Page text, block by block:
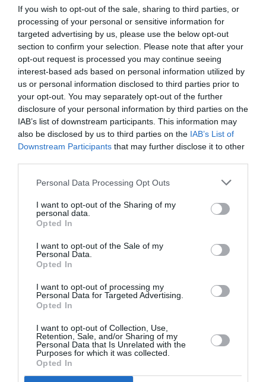
If you wish to opt-out of the sale, sharing to third parties, or
processing of your personal or sensitive information for
targeted advertising by us, please use the below opt-out
section to confirm your selection. Please note that after your
opt-out request is processed you may continue seeing
interest-based ads based on personal information utilized by
us or personal information disclosed to third parties prior to
your opt-out. You may separately opt-out of the further
disclosure of your personal information by third parties on the
IAB’s list of downstream participants. This information may
also be disclosed by us to third parties on the IAB’s List of
Downstream Participants that may further disclose it to other
Personal Data Processing Opt Outs
I want to opt-out of the Sharing of my
personal data.
Opted In
I want to opt-out of the Sale of my
Personal Data.
Opted In
I want to opt-out of processing my
Personal Data for Targeted Advertising.
Opted In
I want to opt-out of Collection, Use,
Retention, Sale, and/or Sharing of my
Personal Data that Is Unrelated with the
Purposes for which it was collected.
Opted In
φιλοξενείται στο Φουαγιέ Ισογείου της Αίθουσας
Χρήστος Λαμπράκης η έκθεση «Καληνύχτα, σας αγαπώ»
που επιχειρεί να αναδείξει την προσωπικότητα της
μεγάλης ντίβας εντός αλλά και εντός σκηνής. Βασίζεται
σε προσωπικά αντικείμενα-ενθυμήματα και φορέματα
της Μαρίας Κάλλας από τη συλλογή του Νίκου
Χαραλαμπόπουλου. Συμπληρώνεται από ένα κοστούμι-
δείγμα που έκανε ο Γιάννης Τσαρούχης για την
παράσταση της όπερας «Μήδεια» στην Επίδαυρο,
τέσσερις μακέτες κοστουμιών της Λίλα ντε Νόμπιλι
από την παράσταση «Λα Τραβιάτα» στη Σκάλα του
Μιλάνου, μία μακέτα του Πιέρο Τόζι για την ταινία
«Μήδεια» του Παζολίνι και από μακέτες κοστουμιών
ιδιώτες. Επίσης, στο Φουαγιέ προβάλλονται σε οθόνη
συνέντευξη και κοντσέρτα. Η επιμέλεια της έκθεσης
Διαβάστε επίσης:
Μέγαρο Μουσικής Αθηνών: Τα highlights της καλλιτεχνικής
περιόδου 2023-2024
Ταυτότητα Εκδήλωσης
Ημερομηνία: